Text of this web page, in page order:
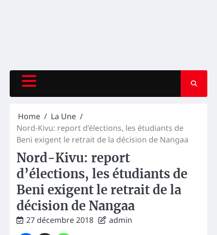
Home
La Une
Nord-Kivu: report d’élections, les étudiants de
Beni exigent le retrait de la décision de Nangaa
Nord-Kivu: report
d’élections, les étudiants de
Beni exigent le retrait de la
décision de Nangaa
27 décembre 2018 admin